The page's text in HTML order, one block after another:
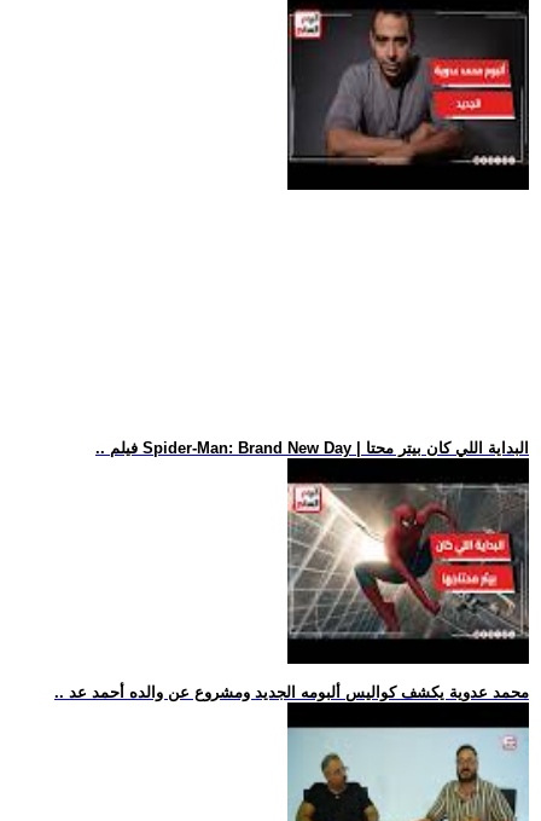
.. فيلم Spider-Man: Brand New Day | البداية اللي كان بيتر محتا
.. محمد عدوية يكشف كواليس ألبومه الجديد ومشروع عن والده أحمد عد